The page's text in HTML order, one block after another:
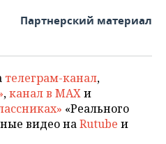
Партнерский материал
телеграм-канал,
,канал в MAXи
«Реального
видео наRutube и